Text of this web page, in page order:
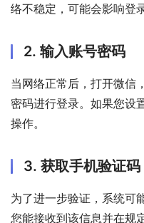
络不稳定，可能会影响登录
2. 输入账号密码
当网络正常后，打开微信
密码进行登录。如果您设
操作。
3. 获取手机验证码
为了进一步验证，系统可
您能接收到该信息并在规